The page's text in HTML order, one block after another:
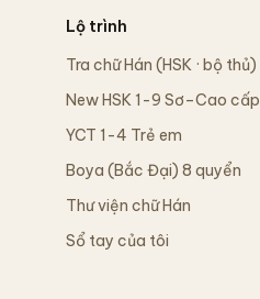
Lộ trình
Tra chữ Hán (HSK · bộ thủ)
New HSK 1-9 Sơ–Cao cấp
YCT 1-4 Trẻ em
Boya (Bắc Đại) 8 quyển
Thư viện chữ Hán
Sổ tay của tôi